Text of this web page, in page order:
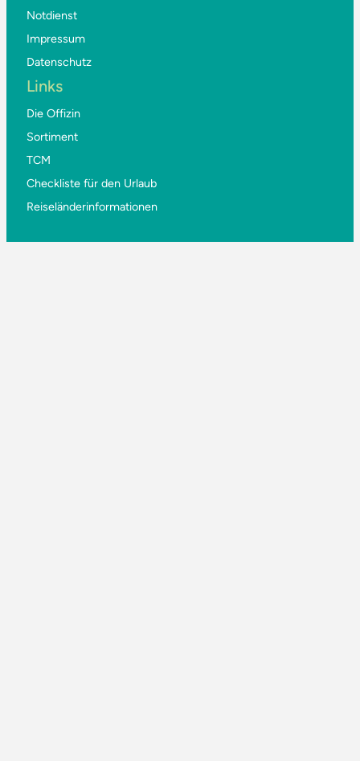
Notdienst
Impressum
Datenschutz
Links
Die Offizin
Sortiment
TCM
Checkliste für den Urlaub
Reiseländerinformationen